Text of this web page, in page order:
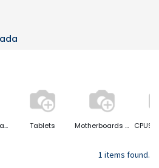
Computadoras Desktop Tablets Motherboards ( Placas Base)
1 items found.